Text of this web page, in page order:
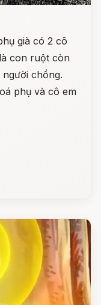
già có 2 cô
con ruột còn
chồng.
phụ và cô em